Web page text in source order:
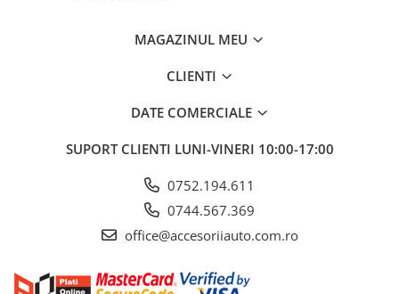
Incarcatoare Auto
Papuci / Conectori Electrici
Redresoare Auto
Sigurante Auto
MAGAZINUL MEU
CLIENTI
DATE COMERCIALE
SUPORT CLIENTI LUNI-VINERI 10:00-17:00
0752.194.611
0744.567.369
office@accesoriiauto.com.ro